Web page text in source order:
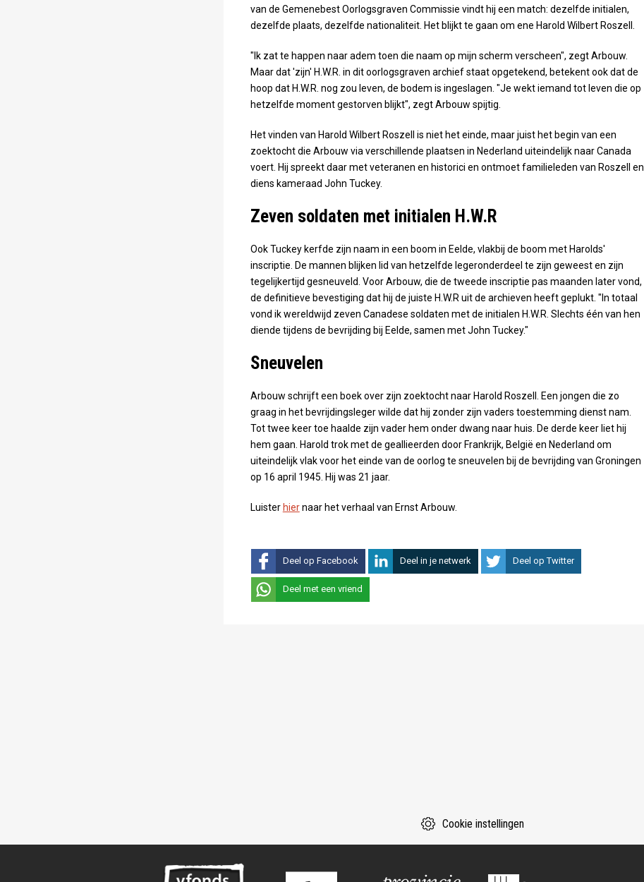
van de Gemenebest Oorlogsgraven Commissie vindt hij een match: dezelfde initialen,
dezelfde plaats, dezelfde nationaliteit. Het blijkt te gaan om ene Harold Wilbert Roszell.
"Ik zat te happen naar adem toen die naam op mijn scherm verscheen", zegt Arbouw.
Maar dat 'zijn' H.W.R. in dit oorlogsgraven archief staat opgetekend, betekent ook dat de
hoop dat H.W.R. nog zou leven, de bodem is ingeslagen. "Je wekt iemand tot leven die op
hetzelfde moment gestorven blijkt", zegt Arbouw spijtig.
Het vinden van Harold Wilbert Roszell is niet het einde, maar juist het begin van een
zoektocht die Arbouw via verschillende plaatsen in Nederland uiteindelijk naar Canada
voert. Hij spreekt daar met veteranen en historici en ontmoet familieleden van Roszell en
diens kameraad John Tuckey.
Zeven soldaten met initialen H.W.R
Ook Tuckey kerfde zijn naam in een boom in Eelde, vlakbij de boom met Harolds'
inscriptie. De mannen blijken lid van hetzelfde legeronderdeel te zijn geweest en zijn
tegelijkertijd gesneuveld. Voor Arbouw, die de tweede inscriptie pas maanden later vond,
de definitieve bevestiging dat hij de juiste H.W.R uit de archieven heeft geplukt. "In totaal
vond ik wereldwijd zeven Canadese soldaten met de initialen H.W.R. Slechts één van hen
diende tijdens de bevrijding bij Eelde, samen met John Tuckey."
Sneuvelen
Arbouw schrijft een boek over zijn zoektocht naar Harold Roszell. Een jongen die zo
graag in het bevrijdingsleger wilde dat hij zonder zijn vaders toestemming dienst nam.
Tot twee keer toe haalde zijn vader hem onder dwang naar huis. De derde keer liet hij
hem gaan. Harold trok met de geallieerden door Frankrijk, België en Nederland om
uiteindelijk vlak voor het einde van de oorlog te sneuvelen bij de bevrijding van Groningen
op 16 april 1945. Hij was 21 jaar.
Luister hiernaar het verhaal van Ernst Arbouw.
Deel op Facebook Deel in je netwerk Deel op Twitter
Deel met een vriend
Cookie instellingen